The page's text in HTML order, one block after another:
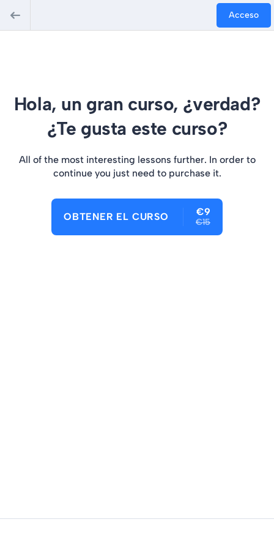
Acceso
Hola, un gran curso, ¿verdad?
¿Te gusta este curso?
All of the most interesting lessons further. In order to
continue you just need to purchase it.
OBTENER EL CURSO €9
€15